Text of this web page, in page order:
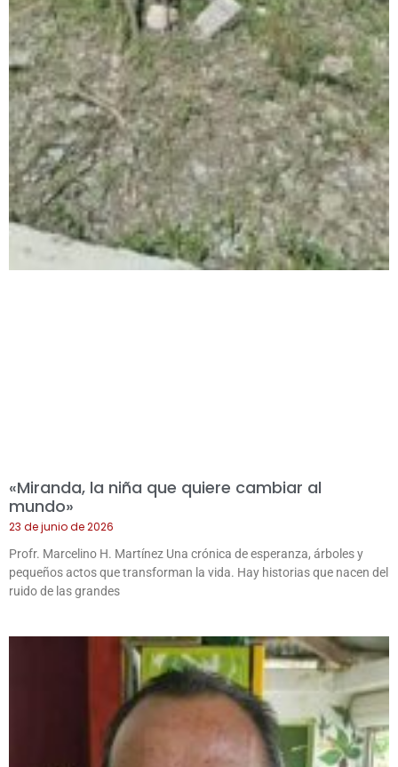
«Miranda, la niña que quiere cambiar al
mundo»
23 de junio de 2026
Profr. Marcelino H. Martínez Una crónica de esperanza, árboles y
pequeños actos que transforman la vida. Hay historias que nacen del
ruido de las grandes